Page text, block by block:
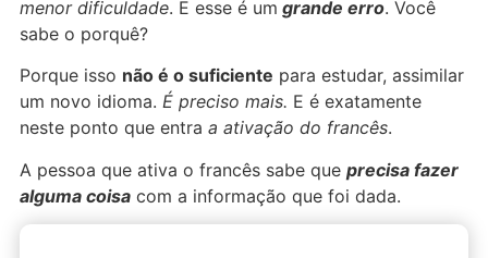
menor dificuldade. E esse é um grande erro. Você
sabe o porquê?
Porque isso não é o suficiente para estudar, assimilar
um novo idioma. É preciso mais. E é exatamente
neste ponto que entra a ativação do francês.
A pessoa que ativa o francês sabe que precisa fazer
alguma coisa com a informação que foi dada.